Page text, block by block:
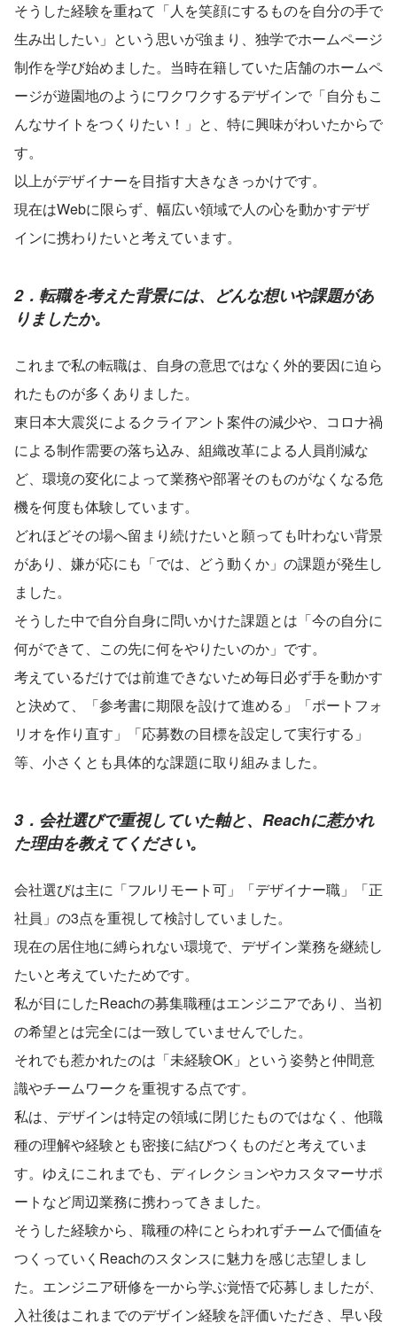
そうした経験を重ねて「人を笑顔にするものを自分の手で
生み出したい」という思いが強まり、独学でホームページ
制作を学び始めました。当時在籍していた店舗のホームペ
ージが遊園地のようにワクワクするデザインで「自分もこ
んなサイトをつくりたい！」と、特に興味がわいたからで
す。
以上がデザイナーを目指す大きなきっかけです。
現在はWebに限らず、幅広い領域で人の心を動かすデザ
インに携わりたいと考えています。
2．転職を考えた背景には、どんな想いや課題があ
りましたか。
これまで私の転職は、自身の意思ではなく外的要因に迫ら
れたものが多くありました。
東日本大震災によるクライアント案件の減少や、コロナ禍
による制作需要の落ち込み、組織改革による人員削減な
ど、環境の変化によって業務や部署そのものがなくなる危
機を何度も体験しています。
どれほどその場へ留まり続けたいと願っても叶わない背景
があり、嫌が応にも「では、どう動くか」の課題が発生し
ました。
そうした中で自分自身に問いかけた課題とは「今の自分に
何ができて、この先に何をやりたいのか」です。
考えているだけでは前進できないため毎日必ず手を動かす
と決めて、「参考書に期限を設けて進める」「ポートフォ
リオを作り直す」「応募数の目標を設定して実行する」
等、小さくとも具体的な課題に取り組みました。
3．会社選びで重視していた軸と、Reachに惹かれ
た理由を教えてください。
会社選びは主に「フルリモート可」「デザイナー職」「正
社員」の3点を重視して検討していました。
現在の居住地に縛られない環境で、デザイン業務を継続し
たいと考えていたためです。
私が目にしたReachの募集職種はエンジニアであり、当初
の希望とは完全には一致していませんでした。
それでも惹かれたのは「未経験OK」という姿勢と仲間意
識やチームワークを重視する点です。
私は、デザインは特定の領域に閉じたものではなく、他職
種の理解や経験とも密接に結びつくものだと考えていま
す。ゆえにこれまでも、ディレクションやカスタマーサポ
ートなど周辺業務に携わってきました。
そうした経験から、職種の枠にとらわれずチームで価値を
つくっていくReachのスタンスに魅力を感じ志望しまし
た。エンジニア研修を一から学ぶ覚悟で応募しましたが、
入社後はこれまでのデザイン経験を評価いただき、早い段